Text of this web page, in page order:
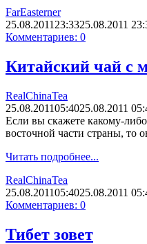
FarEasterner
25.08.2011 23:3325.08.2011
Комментариев: 0
Китайский чай с
RealChinaTea
25.08.201105:4025.08.2011
Если вы скажете какому-
восточной части страны, то
Читать подробнее...
RealChinaTea
25.08.201105:4025.08.2011
Комментариев: 0
Тибет зовет